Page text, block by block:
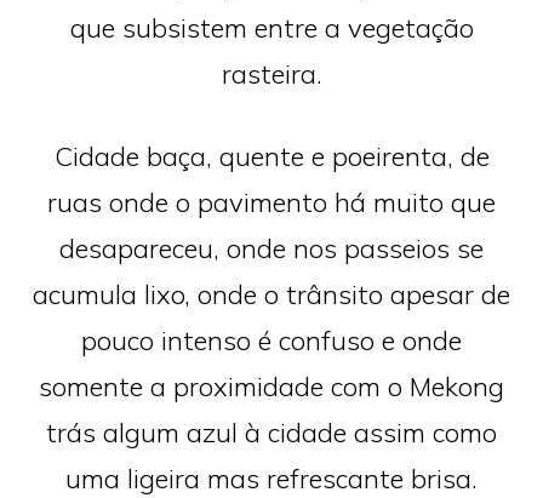
que subsistem entre a vegetação
rasteira.
Cidade baça, quente e poeirenta, de
ruas onde o pavimento há muito que
desapareceu, onde nos passeios se
acumula lixo, onde o trânsito apesar de
pouco intenso é confuso e onde
somente a proximidade com o Mekong
trás algum azul à cidade assim como
uma ligeira mas refrescante brisa.